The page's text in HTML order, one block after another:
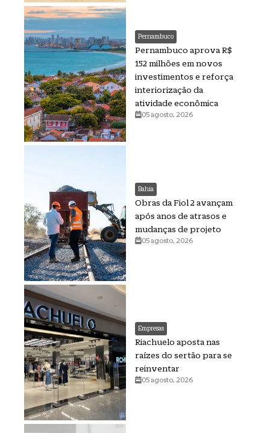
Pernambuco
Pernambuco aprova R$
152 milhões em novos
investimentos e reforça
interiorização da
atividade econômica
05 agosto, 2026
Bahia
Obras da Fiol 2 avançam
após anos de atrasos e
mudanças de projeto
05 agosto, 2026
Empresas
Riachuelo aposta nas
raízes do sertão para se
reinventar
05 agosto, 2026